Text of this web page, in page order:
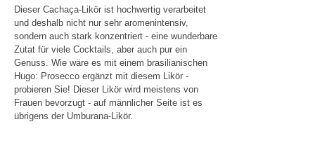
Dieser Cachaça-Likör ist hochwertig verarbeitet
und deshalb nicht nur sehr aromenintensiv,
sondern auch stark konzentriert - eine wunderbare
Zutat für viele Cocktails, aber auch pur ein
Genuss. Wie wäre es mit einem brasilianischen
Hugo: Prosecco ergänzt mit diesem Likör -
probieren Sie! Dieser Likör wird meistens von
Frauen bevorzugt - auf männlicher Seite ist es
übrigens der Umburana-Likör.